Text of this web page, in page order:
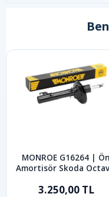
MONROE G16264 | Ön
Amortisör Skoda
3.250,00 TL